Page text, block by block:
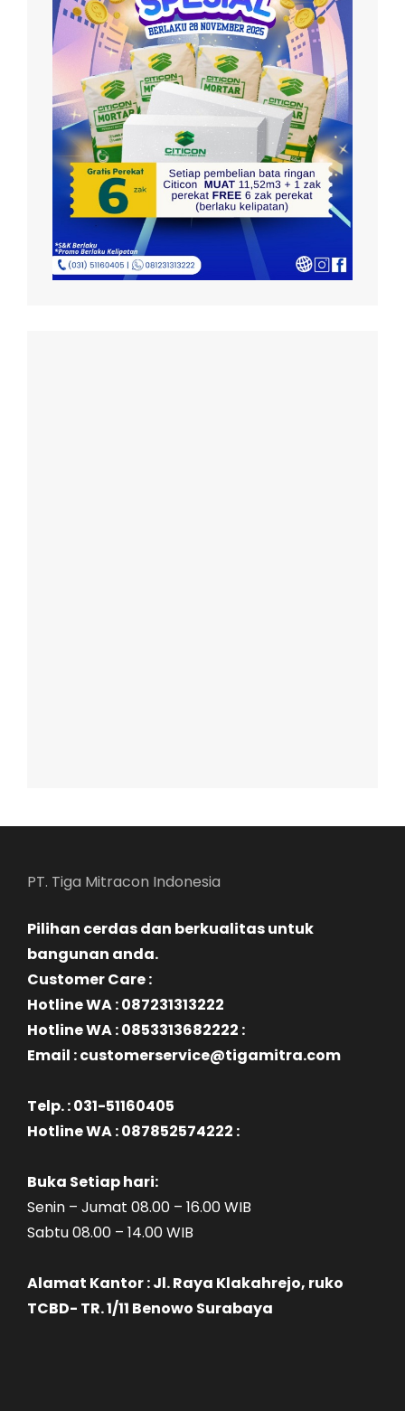
PT. Tiga Mitracon Indonesia
Pilihan cerdas dan berkualitas untuk
bangunan anda.
Customer Care :
Hotline WA : 087231313222
Hotline WA : 0853313682222 :
Email : customerservice@tigamitra.com
Telp. : 031-51160405
Hotline WA : 087852574222 :
Buka Setiap hari:
Senin – Jumat 08.00 – 16.00 WIB
Sabtu 08.00 – 14.00 WIB
Alamat Kantor : Jl. Raya Klakahrejo, ruko
TCBD- TR. 1/11 Benowo Surabaya